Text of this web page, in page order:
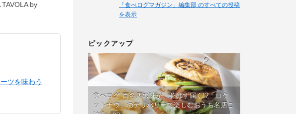
by
ツを味わう
「食べログマガジン」編集部 のすべての投稿
を表示
ピックアップ
食べログ 百名店の味が、並ばず届く!?「ロケ
ットナウ」のデリバリーで楽しむおうち名店ご